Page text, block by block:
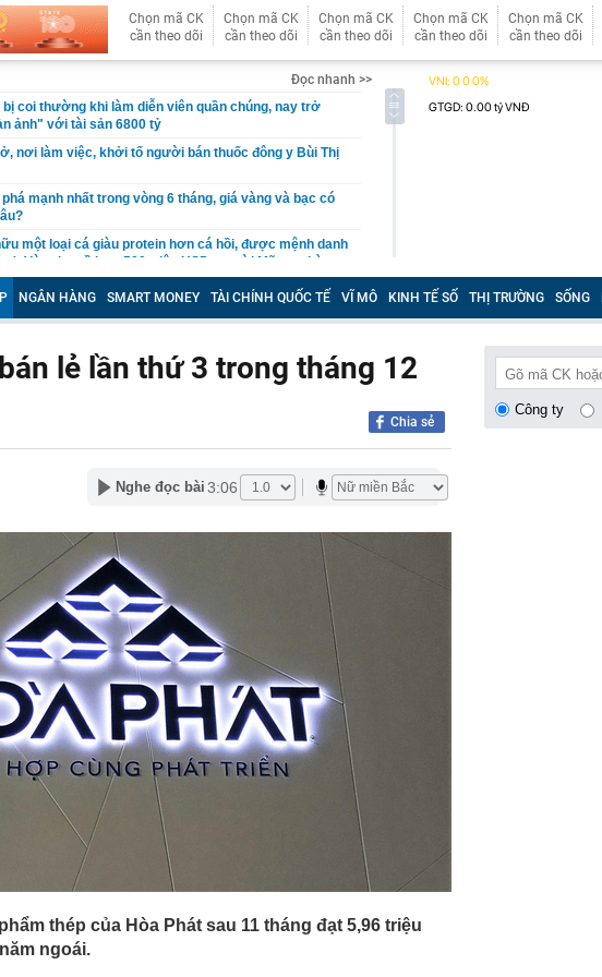
Chọn mã CK
cần theo dõi
Chọn mã CK
cần theo dõi
Chọn mã CK
cần theo dõi
Chọn mã CK
cần theo dõi
Chọn mã CK
cần theo dõi
Đọc nhanh >>
coi thường khi làm diễn viên quần chúng, nay trở
ảnh" với tài sản 6800 tỷ
nơi làm việc, khởi tố người bán thuốc đông y Bùi Thị
mạnh nhất trong vòng 6 tháng, giá vàng và bạc có
một loại cá giàu protein hơn cá hồi, được mệnh danh
Vừa thu về hơn 500 triệu USD, người Mỹ cực kỳ ưa
gây chú ý khi xuất hiện
khác hẳn trước đây
Sẵn sàng tăng lãi suất, cảnh báo Mỹ “không còn nhiều
dân bỗng phát hiện cảnh tượng "nổi da gà" liền bỏ
siêu dự án có toà tháp 88 tầng tại Thủ Thiêm, chấm dứt
hữu công trình chưa từng có trong lịch sử: Mái thép
lắp đủ nhịp, nơi lớn hơn địa điểm trao giải Oscar… do
đầu thế giới thiết kế cũng dần lộ diện
Mekolor “nổ” sở hữu chục tỷ Euro
Trần Thị Nguyên SN 2001
các-tông chứa 24 tỷ đồng tiền mặt bị vứt bên vệ
iPhone cũ được cho là “đáng mua nhất” hiện nay
nói thật: Khách thường chọn bó xanh mướt, người
quan sát kỹ 3 đặc điểm này
An bận chăm con 4 tuổi vẫn giữ nhà luôn gọn: Bí quyết
két sắt, người phụ nữ "suýt ngất" trước cảnh tượng
bè, người thân đứng tên loạt xe sang
NGÂN HÀNG SMART MONEY TÀI CHÍNH QUỐC TẾ VĨ MÔ KINH TẾ SỐ THỊ TRƯỜNG SỐNG
lẻ lần thứ 3 trong tháng 12
Chia sẻ
Nghe đọc bài 3:06
thép của Hòa Phát sau 11 tháng đạt 5,96 triệu
ngoái.
Công ty